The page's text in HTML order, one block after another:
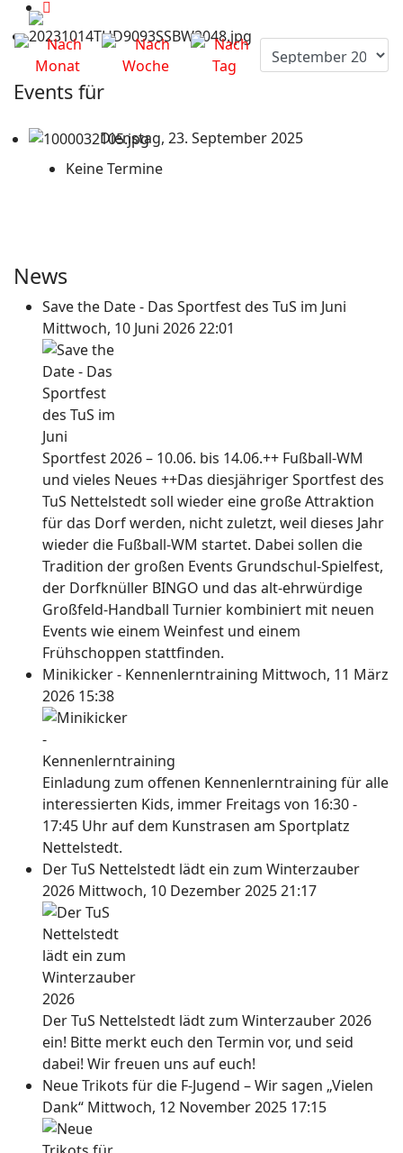
Events für
Dienstag, 23. September 2025
Keine Termine
News
Save the Date - Das Sportfest des TuS im Juni
Mittwoch, 10 Juni 2026 22:01
Sportfest 2026 – 10.06. bis 14.06.++ Fußball-WM
und vieles Neues ++Das diesjähriger Sportfest des
TuS Nettelstedt soll wieder eine große Attraktion
für das Dorf werden, nicht zuletzt, weil dieses Jahr
wieder die Fußball-WM startet. Dabei sollen die
Tradition der großen Events Grundschul-Spielfest,
der Dorfknüller BINGO und das alt-ehrwürdige
Großfeld-Handball Turnier kombiniert mit neuen
Events wie einem Weinfest und einem
Frühschoppen stattfinden.
Minikicker - Kennenlerntraining Mittwoch, 11 März
2026 15:38
Einladung zum offenen Kennenlerntraining für alle
interessierten Kids, immer Freitags von 16:30 -
17:45 Uhr auf dem Kunstrasen am Sportplatz
Nettelstedt.
Der TuS Nettelstedt lädt ein zum Winterzauber
2026 Mittwoch, 10 Dezember 2025 21:17
Der TuS Nettelstedt lädt zum Winterzauber 2026
ein! Bitte merkt euch den Termin vor, und seid
dabei! Wir freuen uns auf euch!
Neue Trikots für die F-Jugend – Wir sagen „Vielen
Dank“ Mittwoch, 12 November 2025 17:15